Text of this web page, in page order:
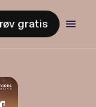
gratis